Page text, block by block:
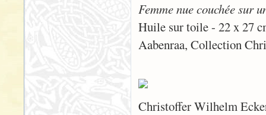
Femme nue couchée sur
Huile sur toile - 22 x 27
Aabenraa, Collection
Christoffer Wilhelm